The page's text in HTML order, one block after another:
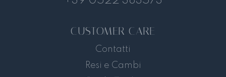
CUSTOMER CARE
Contatti
Resi e Cambi